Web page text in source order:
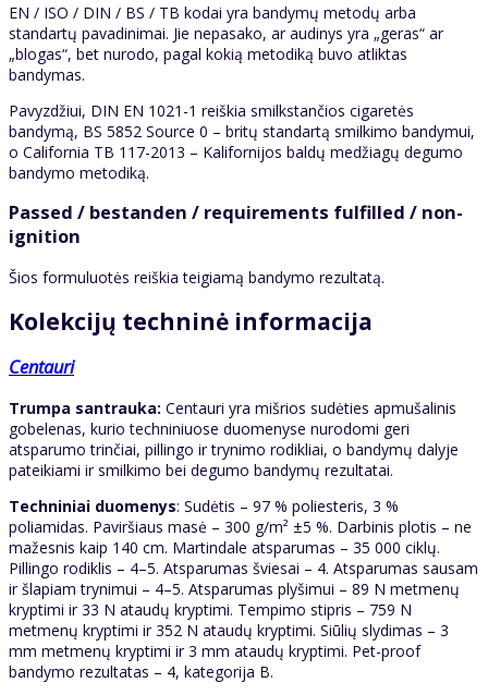
EN / ISO / DIN / BS / TB kodai yra bandymų metodų arba
standartų pavadinimai. Jie nepasako, ar audinys yra „geras“ ar
„blogas“, bet nurodo, pagal kokią metodiką buvo atliktas
bandymas.
Pavyzdžiui, DIN EN 1021-1 reiškia smilkstančios cigaretės
bandymą, BS 5852 Source 0 – britų standartą smilkimo bandymui,
o California TB 117-2013 – Kalifornijos baldų medžiagų degumo
bandymo metodiką.
Passed / bestanden / requirements fulfilled / non-
ignition
Šios formuluotės reiškia teigiamą bandymo rezultatą.
Kolekcijų techninė informacija
Centauri
Trumpa santrauka: Centauri yra mišrios sudėties apmušalinis
gobelenas, kurio techniniuose duomenyse nurodomi geri
atsparumo trinčiai, pillingo ir trynimo rodikliai, o bandymų dalyje
pateikiami ir smilkimo bei degumo bandymų rezultatai.
Techniniai duomenys: Sudėtis – 97 % poliesteris, 3 %
poliamidas. Paviršiaus masė – 300 g/m² ±5 %. Darbinis plotis – ne
mažesnis kaip 140 cm. Martindale atsparumas – 35 000 ciklų.
Pillingo rodiklis – 4–5. Atsparumas šviesai – 4. Atsparumas sausam
ir šlapiam trynimui – 4–5. Atsparumas plyšimui – 89 N metmenų
kryptimi ir 33 N ataudų kryptimi. Tempimo stipris – 759 N
metmenų kryptimi ir 352 N ataudų kryptimi. Siūlių slydimas – 3
mm metmenų kryptimi ir 3 mm ataudų kryptimi. Pet-proof
bandymo rezultatas – 4, kategorija B.